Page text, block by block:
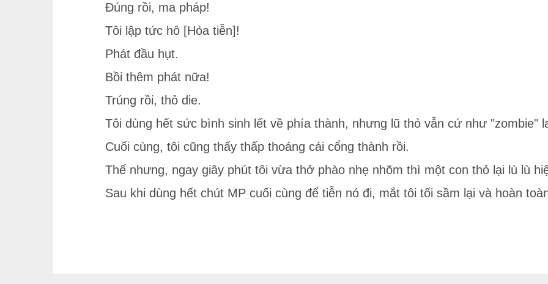
Đúng rồi, ma pháp!
Tôi lập tức hô [Hỏa tiễn]!
Phát đầu hụt.
Bồi thêm phát nữa!
Trúng rồi, thỏ die.
Tôi dùng hết sức bình sinh lết về phía thành, nhưng lũ thỏ vẫn cứ như "zombie"
Cuối cùng, tôi cũng thấy thấp thoáng cái cổng thành rồi.
Thế nhưng, ngay giây phút tôi vừa thở phào nhẹ nhõm thì một con thỏ lại lù lù
Sau khi dùng hết chút MP cuối cùng để tiễn nó đi, mắt tôi tối sầm lại và hoàn